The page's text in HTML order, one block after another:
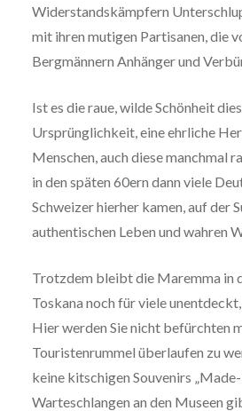
Widerstandskämpfern
mit ihren mutigen Partisanen, die
Bergmännern Anhänger und
Ist es die raue, wilde Schönheit
Ursprünglichkeit, eine ehrliche
Menschen, auch diese manchmal
in den späten 60ern dann viele
Schweizer hierher kamen, auf der
authentischen Leben und wahren
Trotzdem bleibt die Maremma in
Toskana noch für viele
Hier werden Sie nicht befürchten
Touristenrummel überlaufen zu
keine kitschigen Souvenirs
Warteschlangen an den Museen